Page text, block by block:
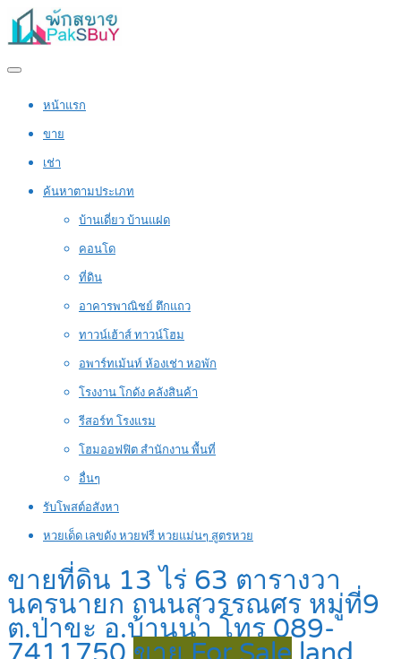
หน้าแรก
ขาย
เช่า
ค้นหาตามประเภท
บ้านเดี่ยว บ้านแฝด
คอนโด
ที่ดิน
อาคารพาณิชย์ ตึกแถว
ทาวน์เฮ้าส์ ทาวน์โฮม
อพาร์ทเม้นท์ ห้องเช่า หอพัก
โรงงาน โกดัง คลังสินค้า
รีสอร์ท โรงแรม
โฮมออฟฟิต สำนักงาน พื้นที่
อื่นๆ
รับโพสต์อสังหา
หวยเด็ด เลขดัง หวยฟรี หวยแม่นๆ สูตรหวย
ขายที่ดิน 13 ไร่ 63 ตารางวา
นครนายก ถนนสุวรรณศร หมู่ที่9
ต.ป่าขะ อ.บ้านนา โทร 089-